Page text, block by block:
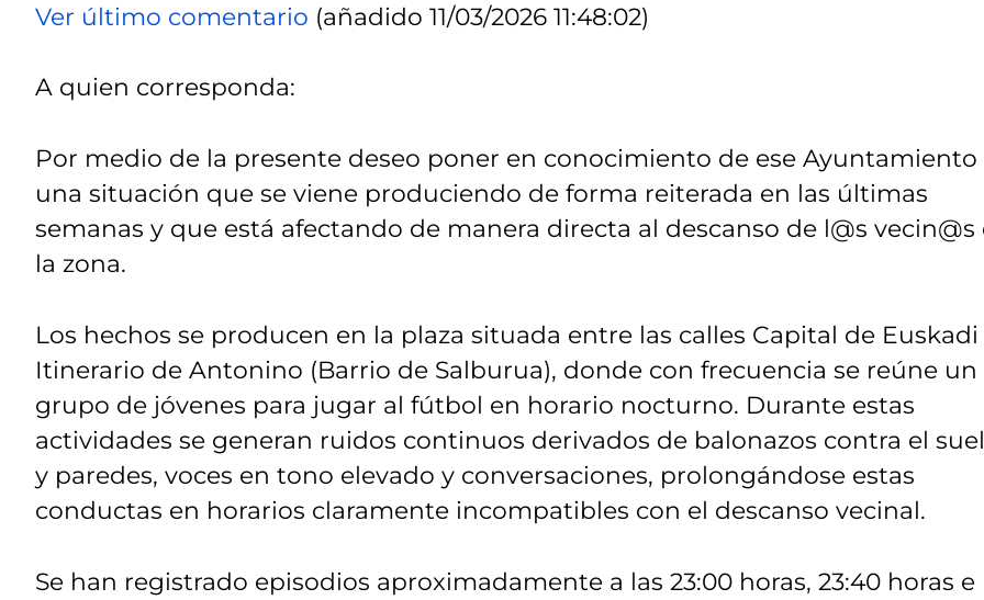
Ver último comentario (añadido 11/03/2026 11:48:02)
A quien corresponda:
Por medio de la presente deseo poner en conocimiento de ese Ayuntamiento
una situación que se viene produciendo de forma reiterada en las últimas
semanas y que está afectando de manera directa al descanso de l@s vecin@s
la zona.
Los hechos se producen en la plaza situada entre las calles Capital de Euskadi
Itinerario de Antonino (Barrio de Salburua), donde con frecuencia se reúne un
grupo de jóvenes para jugar al fútbol en horario nocturno. Durante estas
actividades se generan ruidos continuos derivados de balonazos contra el
y paredes, voces en tono elevado y conversaciones, prolongándose estas
conductas en horarios claramente incompatibles con el descanso vecinal.
Se han registrado episodios aproximadamente a las 23:00 horas, 23:40 horas e